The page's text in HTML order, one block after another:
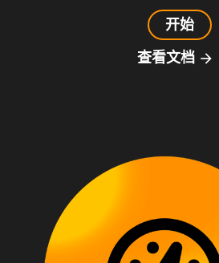
开始
查看文档 arrow_forward